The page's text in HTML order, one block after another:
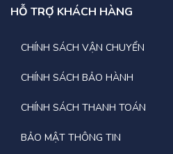
– Điện áp pin: 192VDC
– Nhiệt độ hoạt động:0-40℃
– Chế độ AC:Ánh sáng xanh
– Chế độ ắc quy:Nhấp nháy màu
7.Vật lý
HỖ TRỢ KHÁCH HÀNG
CHÍNH SÁCH VẬN CHUYỂN
CHÍNH SÁCH BẢO HÀNH
CHÍNH SÁCH THANH TOÁN
BẢO MẬT THÔNG TIN